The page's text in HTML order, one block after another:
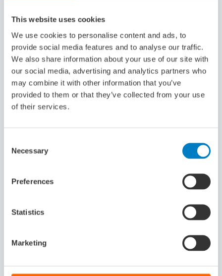
This website uses cookies
We use cookies to personalise content and ads, to
provide social media features and to analyse our traffic.
We also share information about your use of our site with
our social media, advertising and analytics partners who
may combine it with other information that you’ve
provided to them or that they’ve collected from your use
of their services.
Selection
Necessary
Preferences
Statistics
Marketing
Webinar Call 2 Maritiem Masterplan: alles
wat je moet weten 16 september